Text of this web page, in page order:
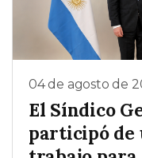
04 de agosto de
El Síndico
participó de